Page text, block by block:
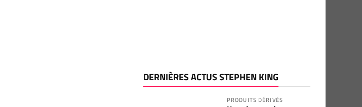
DERNIÈRES ACTUS STEPHEN KING
PRODUITS DÉRIVÉS